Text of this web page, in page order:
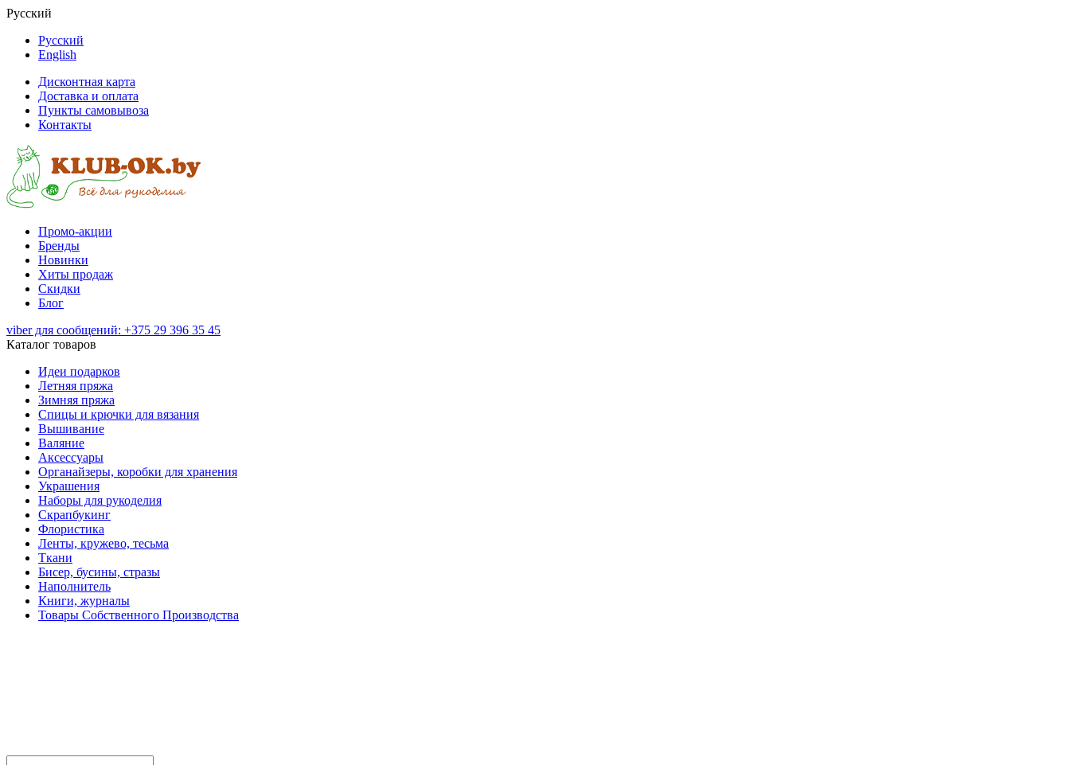
Русский
Русский
English
Дисконтная карта
Доставка и оплата
Пункты самовывоза
Контакты
Промо-акции
Бренды
Новинки
Хиты продаж
Скидки
Блог
viber для сообщений: +375 29 396 35 45
Каталог товаров
Идеи подарков
Летняя пряжа
Зимняя пряжа
Спицы и крючки для вязания
Вышивание
Валяние
Аксессуары
Органайзеры, коробки для хранения
Украшения
Наборы для рукоделия
Скрапбукинг
Флористика
Ленты, кружево, тесьма
Ткани
Бисер, бусины, стразы
Наполнитель
Книги, журналы
Товары Собственного Производства